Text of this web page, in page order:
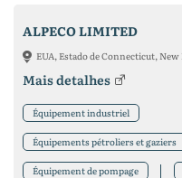
ALPECO LIMITED
EUA, Estado de Connecticut,
Mais detalhes
Équipement industriel
Équipements pétroliers et gaziers
Équipement de pompage